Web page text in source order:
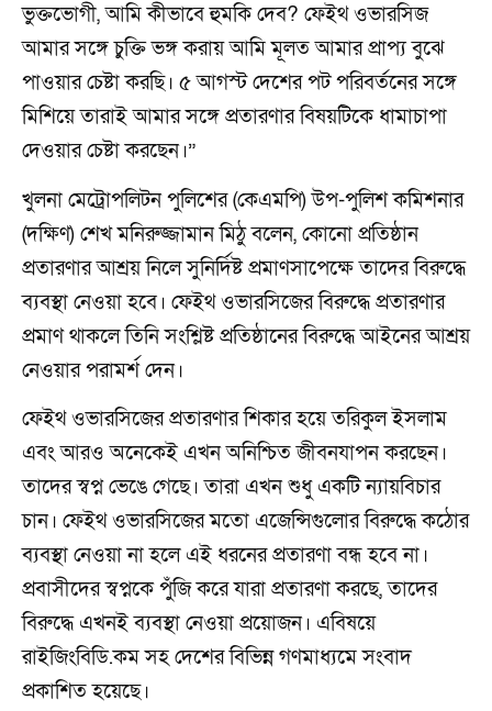
ভুক্তভোগী, আমি কীভাবে হুমকি দেব? ফেইথ ওভারসিজ
আমার সঙ্গে চুক্তি ভঙ্গ করায় আমি মূলত আমার প্রাপ্য বুঝে
পাওয়ার চেষ্টা করছি। ৫ আগস্ট দেশের পট পরিবর্তনের সঙ্গে
মিশিয়ে তারাই আমার সঙ্গে প্রতারণার বিষয়টিকে ধামাচাপা
দেওয়ার চেষ্টা করছেন।”
খুলনা মেট্রোপলিটন পুলিশের (কেএমপি) উপ-পুলিশ কমিশনার
(দক্ষিণ) শেখ মনিরুজ্জামান মিঠু বলেন, কোনো প্রতিষ্ঠান
প্রতারণার আশ্রয় নিলে সুনির্দিষ্ট প্রমাণসাপেক্ষে তাদের বিরুদ্ধে
ব্যবস্থা নেওয়া হবে। ফেইথ ওভারসিজের বিরুদ্ধে প্রতারণার
প্রমাণ থাকলে তিনি সংশ্লিষ্ট প্রতিষ্ঠানের বিরুদ্ধে আইনের আশ্রয়
নেওয়ার পরামর্শ দেন।
ফেইথ ওভারসিজের প্রতারণার শিকার হয়ে তরিকুল ইসলাম
এবং আরও অনেকেই এখন অনিশ্চিত জীবনযাপন করছেন।
তাদের স্বপ্ন ভেঙে গেছে। তারা এখন শুধু একটি ন্যায়বিচার
চান। ফেইথ ওভারসিজের মতো এজেন্সিগুলোর বিরুদ্ধে কঠোর
ব্যবস্থা নেওয়া না হলে এই ধরনের প্রতারণা বন্ধ হবে না।
প্রবাসীদের স্বপ্নকে পুঁজি করে যারা প্রতারণা করছে, তাদের
বিরুদ্ধে এখনই ব্যবস্থা নেওয়া প্রয়োজন। এবিষয়ে
রাইজিংবিডি.কম সহ দেশের বিভিন্ন গণমাধ্যমে সংবাদ
প্রকাশিত হয়েছে।